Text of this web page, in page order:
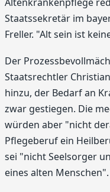
Staatssekretär im
Freller. "Alt sein ist
Der
Staatsrechtler
hinzu, der Bedarf an
zwar gestiegen. Die
würden aber "nicht
Pflegeberuf ein
sei "nicht Seelsorger
eines alten Menschen".